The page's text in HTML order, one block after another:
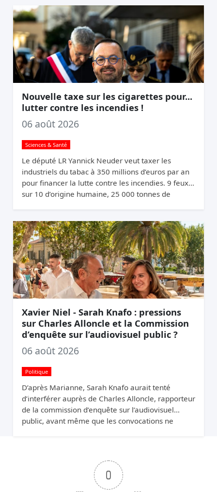
Nouvelle taxe sur les cigarettes pour...
lutter contre les incendies !
06 août 2026
Sciences & Santé
Le député LR Yannick Neuder veut taxer les
industriels du tabac à 350 millions d’euros par an
pour financer la lutte contre les incendies. 9 feux
sur 10 d’origine humaine, 25 000 tonnes de
Xavier Niel - Sarah Knafo : pressions
sur Charles Alloncle et la Commission
d’enquête sur l’audiovisuel public ?
06 août 2026
Politique
D’après Marianne, Sarah Knafo aurait tenté
d’interférer auprès de Charles Alloncle, rapporteur
de la commission d’enquête sur l’audiovisuel
public, avant même que les convocations ne
0